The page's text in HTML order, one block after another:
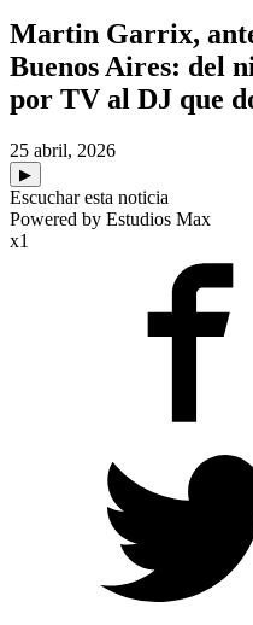
Martin Garrix,
Buenos Aires: del
por TV al DJ que
25 abril, 2026
▶
Escuchar esta noticia
Powered by Estudios Max
x1